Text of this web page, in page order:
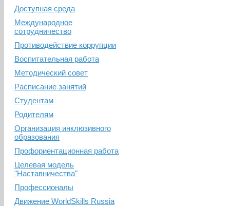
Доступная среда
Международное
сотрудничество
Противодействие коррупции
Воспитательная работа
Методический совет
Расписание занятий
Студентам
Родителям
Организация инклюзивного
образования
Профориентационная работа
Целевая модель
"Наставничества"
Профессионалы
Движение WorldSkills Russia